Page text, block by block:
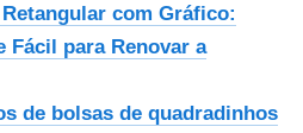
com Gráfico:
Fácil para Renovar a
de bolsas de quadradinhos